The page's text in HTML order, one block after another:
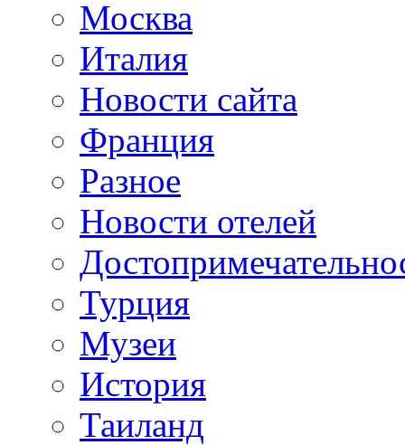
Москва
Италия
Новости сайта
Франция
Разное
Новости отелей
Турция
Музеи
История
Таиланд